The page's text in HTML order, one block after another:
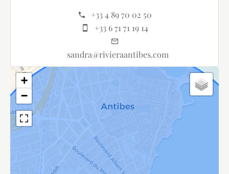
+33 4 89 70 02 50
+33 6 71 71 19 14
sandra@rivieraantibes.com
+
−